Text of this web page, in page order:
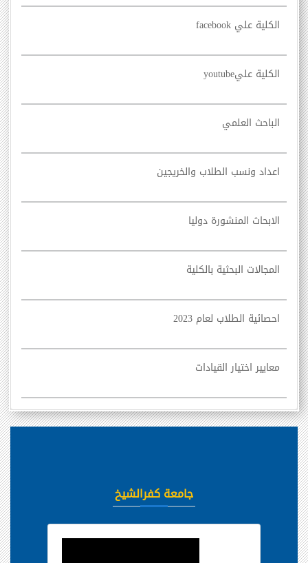
الكلية علي facebook
الكلية عليyoutube
الباحث العلمي
اعداد ونسب الطلاب والخريجين
الابحاث المنشورة دوليا
المجالات البحثية بالكلية
احصائية الطلاب لعام 2023
معايير اختيار القيادات
جامعة كفرالشيخ